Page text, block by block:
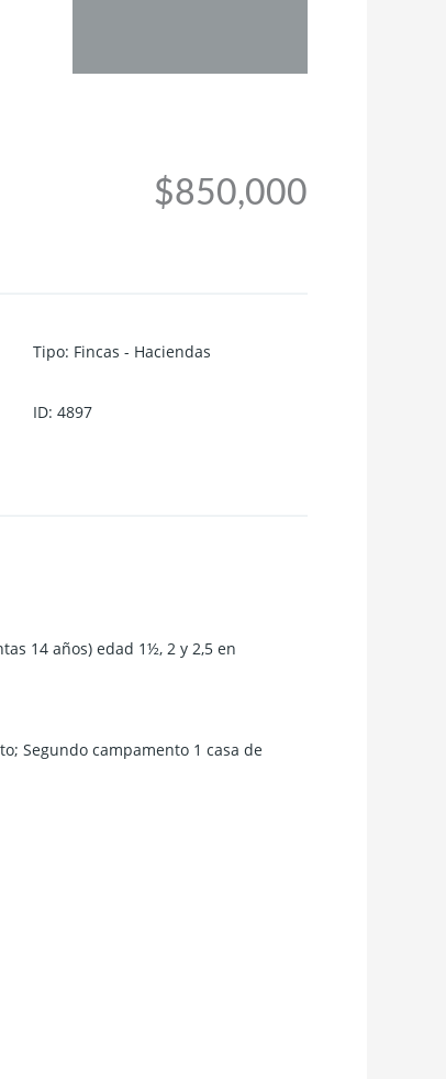
$850,000
Tipo: Fincas - Haciendas
ID: 4897
14 años) edad 1½, 2 y 2,5 en
Segundo campamento 1 casa de